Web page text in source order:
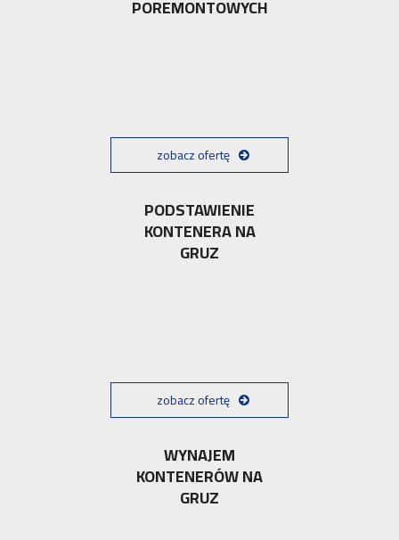
POREMONTOWYCH
zobacz ofertę
PODSTAWIENIE
KONTENERA NA
GRUZ
zobacz ofertę
WYNAJEM
KONTENERÓW NA
GRUZ